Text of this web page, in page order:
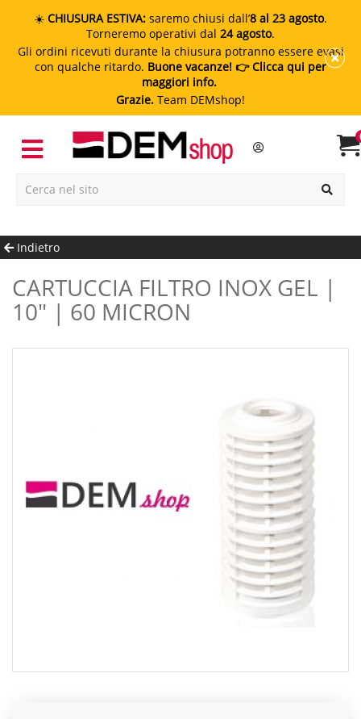
☀️ CHIUSURA ESTIVA: saremo chiusi dall’8 al 23 agosto.
Torneremo operativi dal 24 agosto.
Gli ordini ricevuti durante la chiusura potranno essere evasi
con qualche ritardo. Buone vacanze! 👉 Clicca qui per
maggiori info.
Grazie. Team DEMshop!
Indietro
CARTUCCIA FILTRO INOX GEL |
10" | 60 MICRON